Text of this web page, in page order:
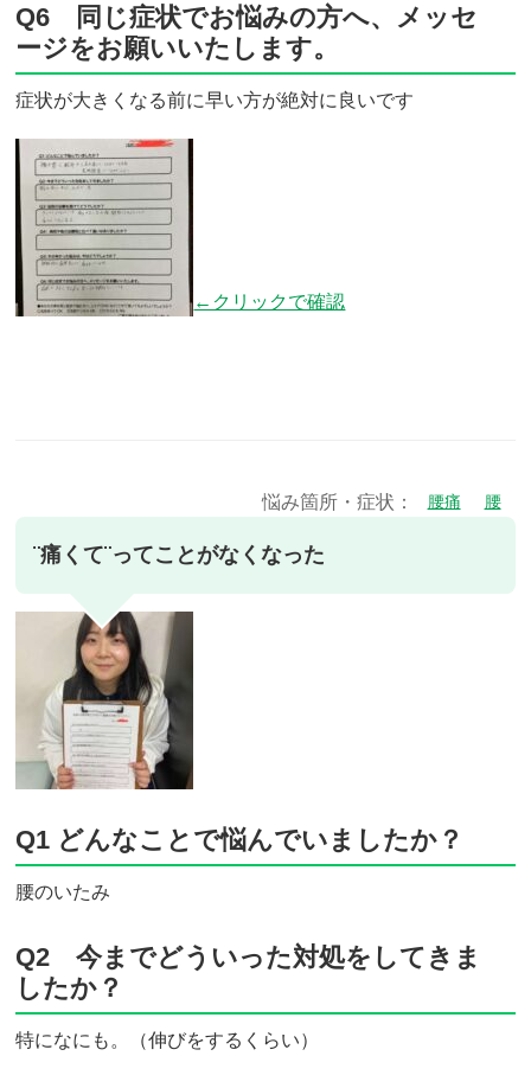
Q6 同じ症状でお悩みの方へ、メッセ
ージをお願いいたします。
症状が大きくなる前に早い方が絶対に良いです
←クリックで確認
悩み箇所・症状： 腰痛 腰
¨痛くて¨ってことがなくなった
Q1 どんなことで悩んでいましたか？
腰のいたみ
Q2 今までどういった対処をしてきま
したか？
特になにも。（伸びをするくらい）